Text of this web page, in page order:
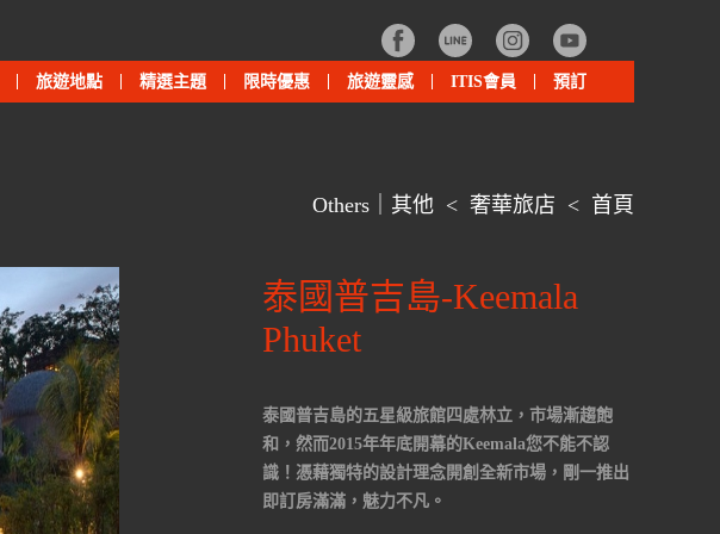
Others｜其他 < 奢華旅店 < 首頁
泰國普吉島-Keemala
Phuket
泰國普吉島的五星級旅館四處林立，市場漸趨飽
和，然而2015年年底開幕的Keemala您不能不認
識！憑藉獨特的設計理念開創全新市場，剛一推出
即訂房滿滿，魅力不凡。
旅遊地點 精選主題 限時優惠 旅遊靈感 ITIS會員 預訂